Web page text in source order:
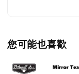
您可能也喜歡